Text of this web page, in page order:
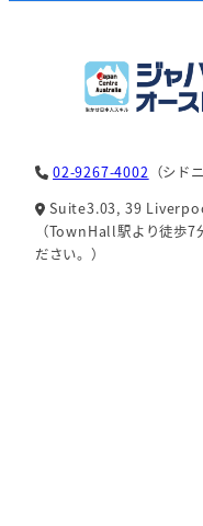
02-9267-4002 （シド
Suite3.03, 39
（TownHall駅より徒歩7
ださい。）